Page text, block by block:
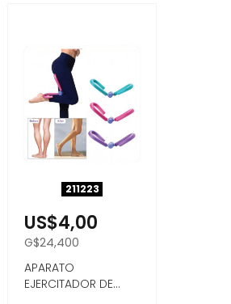
211223
US$4,00
G$24,400
APARATO
EJERCITADOR DE